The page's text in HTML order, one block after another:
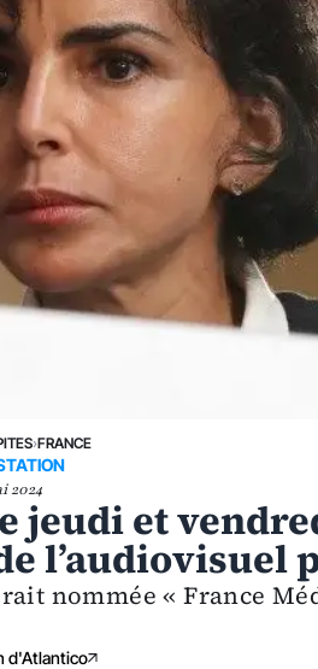
›FRANCE
2024
jeudi et
l’audiovisuel
nommée « France
d'Atlantico